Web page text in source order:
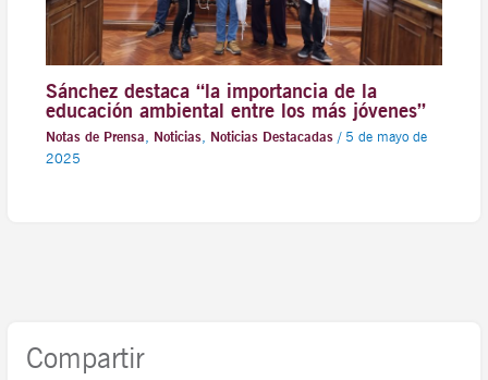
Sánchez destaca “la importancia de la
educación ambiental entre los más jóvenes”
Notas de Prensa, Noticias, Noticias Destacadas/ 5 de mayo de
2025
Compartir